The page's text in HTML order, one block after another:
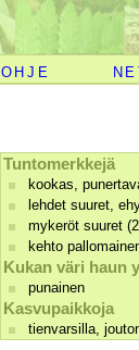
OHJE
Tuntomerkkejä
kookas,
lehdet suuret,
mykeröt suuret
kehto
Kukan väri haun
punainen
Kasvupaikkoja
tienvarsilla,